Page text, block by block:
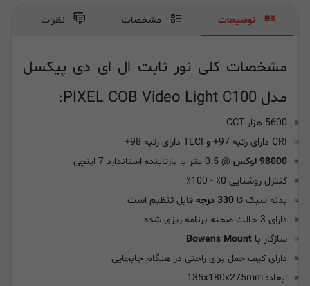
مشخصات کلی نور ثابت ال ای دی پیکسل
مدل PIXEL COB Video Light C100:
5600 هزار CCT
CRI دارای رتبه 97+ و TLCI دارای رتبه 98+
98000 لوکس
@ 0.5 متر با بازتابنده استاندارد 7 اینچی
کنترل روشنایی 0٪ - 100٪
بدنه سبک تا 330 درجه
قابل تنظیم است
دارای 3 حالت صحنه برنامه ریزی شده
سازگار با Bowens Mount
دارای کیف حمل برای راحتی در هنگام جابجایی
ابعاد: 135x180x275mm